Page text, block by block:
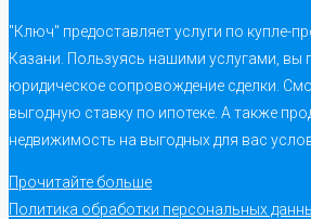
"Ключ" предоставляет услуги по купле-
Казани. Пользуясь нашими услугами, вы
юридическое сопровождение сделки.
выгодную ставку по ипотеке. А также
недвижимость на выгодных для вас
Прочитайте больше
Политика обработки персональных